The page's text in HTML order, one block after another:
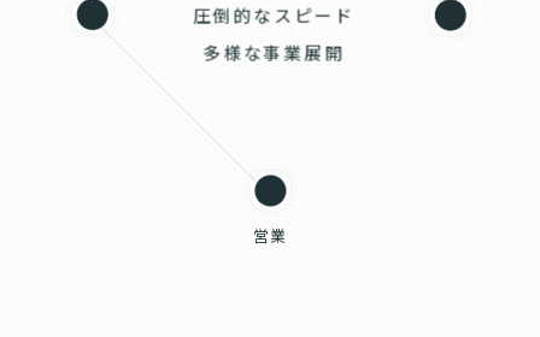
営業
圧倒的なスピード
多様な事業展開